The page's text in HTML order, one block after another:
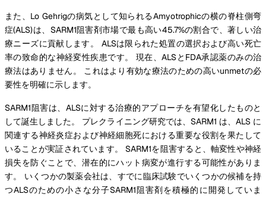
また、Lo Gehrigの病気として知られるAmyotrophicの横の脊柱側弯
症(ALS)は、SARM1阻害剤市場で最も高い45.7%の割合で、著しい治
療ニーズに貢献します。 ALSは限られた処置の選択および高い死亡
率の致命的な神経変性疾患です。 現在、ALSとFDA承認薬のみの治
療法はありません。 これはより有効な療法のための高いunmetの必
要性を明確に示します。
SARM1阻害は、ALSに対する治療的アプローチを有望化したものと
して誕生しました。 プレクライニング研究では、SARM1 は、ALS に
関連する神経炎症および神経細胞死における重要な役割を果たして
いることが実証されています。 SARM1を阻害すると、軸変性や神経
損失を防ぐことで、潜在的にハット病変が進行する可能性がありま
す。 いくつかの製薬会社は、すでに臨床試験でいくつかの候補を持
つALSのための小さな分子SARM1阻害剤を積極的に開発していま